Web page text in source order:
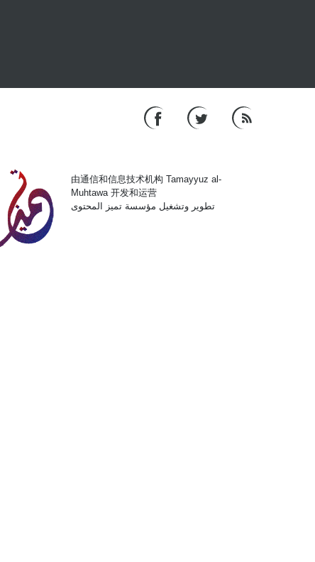
由通信和信息技术机构 Tamayyuz al-
Muhtawa 开发和运营
تطوير وتشغيل مؤسسة تميز المحتوى